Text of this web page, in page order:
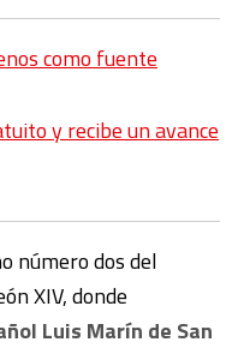
como fuente
y recibe un avance
número dos del
XIV, donde
Luis Marín de San